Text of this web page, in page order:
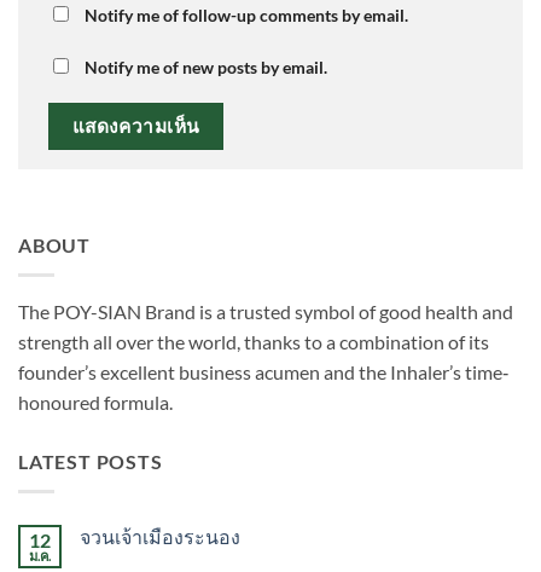
Notify me of follow-up comments by email.
Notify me of new posts by email.
ABOUT
The POY-SIAN Brand is a trusted symbol of good health and
strength all over the world, thanks to a combination of its
founder’s excellent business acumen and the Inhaler’s time­‐
honoured formula.
LATEST POSTS
12
ม.ค.
จวนเจ้าเมืองระนอง